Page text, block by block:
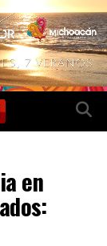
en